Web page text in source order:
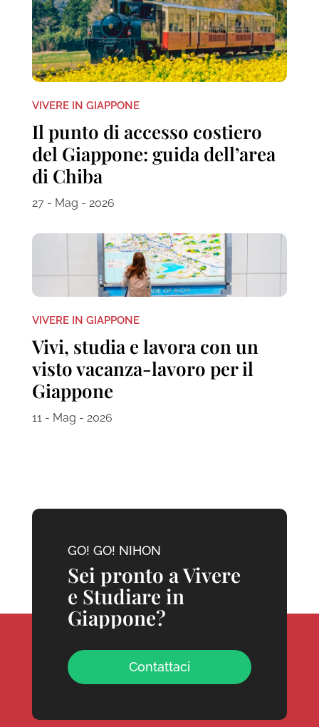
VIVERE IN GIAPPONE
Il punto di accesso costiero
del Giappone: guida dell’area
di Chiba
27 - Mag - 2026
VIVERE IN GIAPPONE
Vivi, studia e lavora con un
visto vacanza-lavoro per il
Giappone
11 - Mag - 2026
GO! GO! NIHON
Sei pronto a Vivere
e Studiare in
Giappone?
Contattaci